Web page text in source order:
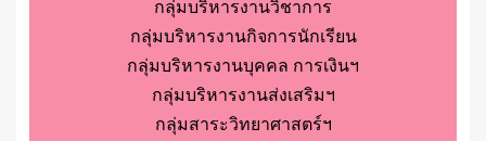
กลุ่มบริหารงานวิชาการ
กลุ่มบริหารงานกิจการนักเรียน
กลุ่มบริหารงานบุคคล การเงินฯ
กลุ่มบริหารงานส่งเสริมฯ
กลุ่มสาระวิทยาศาสตร์ฯ